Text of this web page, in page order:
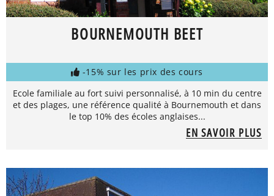
BOURNEMOUTH BEET
-15% sur les prix des cours
Ecole familiale au fort suivi personnalisé, à 10 min du centre
et des plages, une référence qualité à Bournemouth et dans
le top 10% des écoles anglaises...
EN SAVOIR PLUS